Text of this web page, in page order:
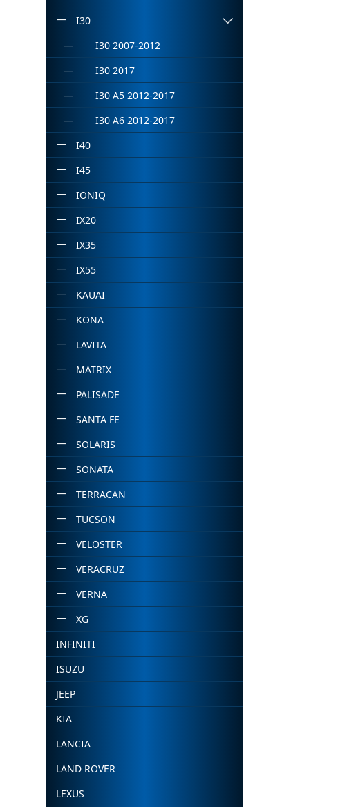
I30
I30 2007-2012
I30 2017
I30 A5 2012-2017
I30 A6 2012-2017
I40
I45
IONIQ
IX20
IX35
IX55
KAUAI
KONA
LAVITA
MATRIX
PALISADE
SANTA FE
SOLARIS
SONATA
TERRACAN
TUCSON
VELOSTER
VERACRUZ
VERNA
XG
INFINITI
ISUZU
JEEP
KIA
LANCIA
LAND ROVER
LEXUS